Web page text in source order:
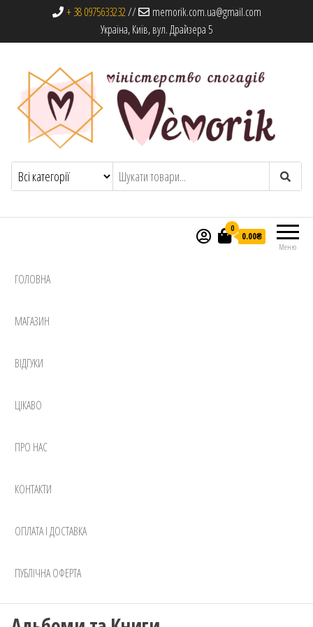
+ 38 0975633232//
memorik.com.ua@gmail.com
Україна, Київ, вул. Драйзера 5
Memorik
Меню
0
0.00₴
ГОЛОВНА
МАГАЗИН
ВІДГУКИ
ЦІКАВО
ПРО НАС
КОНТАКТИ
ОПЛАТА І ДОСТАВКА
ПУБЛІЧНА ОФЕРТА